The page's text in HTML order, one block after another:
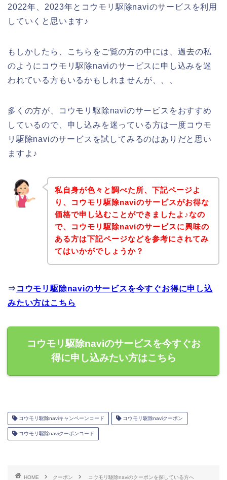
2022年、2023年とコウモリ駆除naviのサービスを利用
していくと思います♪
もしかしたら、こちらをご覧の方の中には、過去の私
のようにコウモリ駆除naviのサービスに申し込みを迷
われている方もいるかもしれませんが、、、
多くの方が、コウモリ駆除naviのサービスをおすすめ
しているので、申し込みを迷っている方は一度コウモ
リ駆除naviのサービスを試してみるのはありだと思い
ますよ♪
私自身が色々と調べた所、下記ページよ
り、コウモリ駆除naviのサービスがお得な
価格で申し込むことができましたよ♪なの
で、コウモリ駆除naviのサービスに興味の
ある方は下記ページなどを参考にされてみ
てはいかがでしょうか？
⇒ コウモリ駆除naviのサービスを今すぐお得に申し込
みたい方はこちら
コウモリ駆除naviのサービスを今すぐお
得に申し込みたい方はこちら
コウモリ駆除naviキャンペーンコード コウモリ駆除naviクーポン
コウモリ駆除naviクーポンコード
HOME クーポン コウモリ駆除naviのクーポンを探している方へ